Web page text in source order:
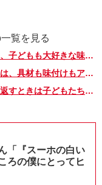
覧を見る
あっという間にできて、子どもも大好きな味。京都府・衣笠丼【おうちでカンタン！郷土ごはん・8】
宮城県・青菜の磯和えは、具材も味付けもアレンジし放題！【おうちでカンタン！郷土ごはん・6】
「せーの！」ひっくり返すときは子どもたちが声かけ。家族で楽しく作る、広島県・お好み焼き【おうちでカンタン！郷土ごはん】
「『スーホの白い
ろの僕にとってヒ